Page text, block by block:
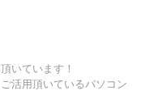
いています！
活用頂いているパソコン